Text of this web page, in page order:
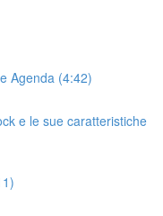
Agenda (4:42)
e le sue caratteristiche